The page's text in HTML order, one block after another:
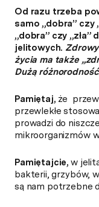
Od razu trzeba
samo „dobra” czy
„dobra” czy
jelitowych.
życia ma także
Dużą
Pamiętaj,że
przewlekłe
prowadzi do
mikroorganizmów
Pamiętajcie, w
bakterii, grzybów,
są nam potrzebne